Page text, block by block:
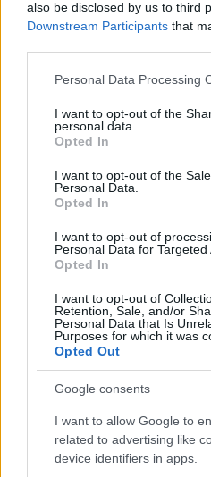
also be disclosed by us to third
Downstream Participants that
Please note that this website/
not limited to your visit or usage
grant or deny consent to
use your data for below
consent section.
Personal Data Processing
I want to opt-out of the
personal data.
Opted In
I want to opt-out of the
Personal Data.
Opted In
I want to opt-out of
Personal Data for Targeted
Opted In
I want to opt-out of
Retention, Sale, and/or
Personal Data that Is
Purposes for which it was
Opted Out
Google consents
I want to allow Google to
related to advertising like
device identifiers in apps.
sétán.
Fotó: Hraskó István, KecsUP Hírek